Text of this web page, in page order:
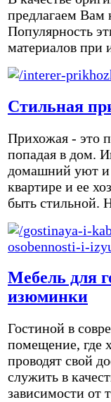
предлагаем Вам
Популярность
материалов при
Стильная
Прихожая - это
попадая в дом.
домашний уют и
квартире и ее
быть стильной.
Мебель для
изюминки
Гостиной в
помещение, где
проводят свой
служить в
зависимости от